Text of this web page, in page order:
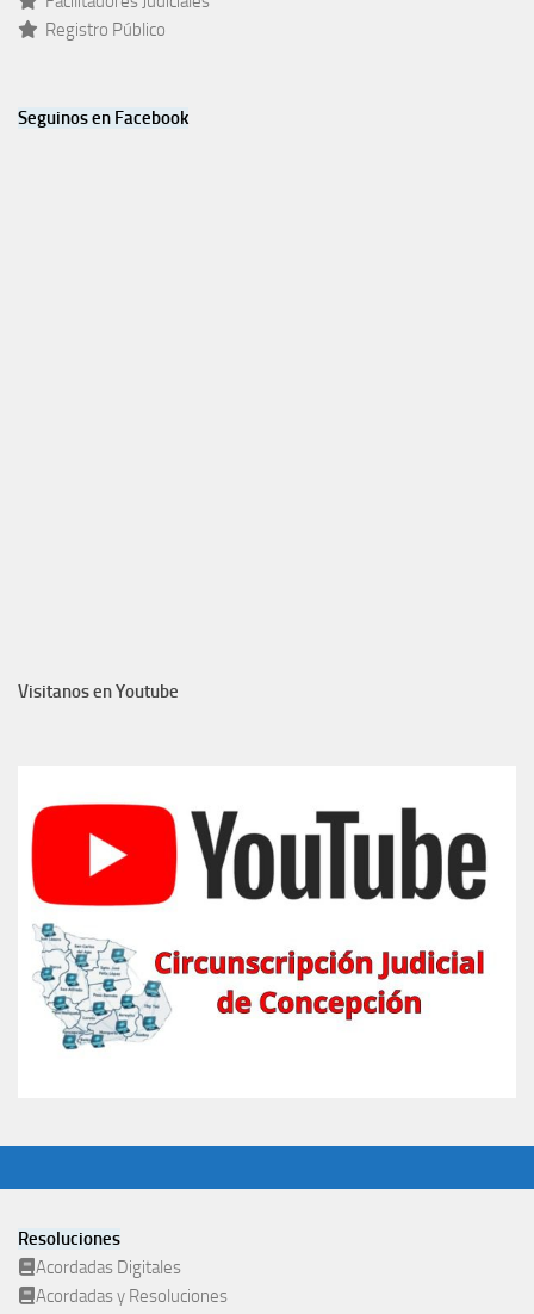
Registro Público
Seguinos en Facebook
Visitanos en Youtube
Resoluciones
Acordadas Digitales
Acordadas y Resoluciones